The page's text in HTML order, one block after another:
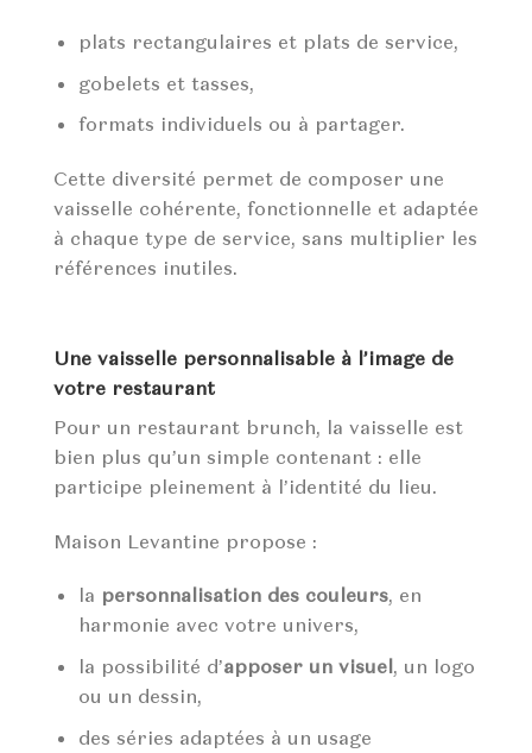
plats rectangulaires et plats de service,
gobelets et tasses,
formats individuels ou à partager.
Cette diversité permet de composer une
vaisselle cohérente, fonctionnelle et adaptée
à chaque type de service, sans multiplier les
références inutiles.
Une vaisselle personnalisable à l’image de
votre restaurant
Pour un restaurant brunch, la vaisselle est
bien plus qu’un simple contenant : elle
participe pleinement à l’identité du lieu.
Maison Levantine propose :
la personnalisation des couleurs, en
harmonie avec votre univers,
la possibilité d’apposer un visuel, un logo
ou un dessin,
des séries adaptées à un usage